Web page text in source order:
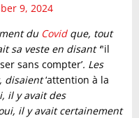
9, 2024
du Covidque, tout
sa veste en disant ‘ "il
sans compter’. Les
disaient‘attention à la
il y avait des
il y avait certainement